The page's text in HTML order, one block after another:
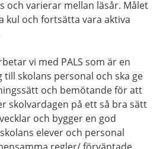
och varierar mellan läsår. Målet
kul och fortsätta vara aktiva
vi med PALS som är en
skolans personal och ska ge
och bemötande för att
skolvardagen på ett så bra sätt
och bygger en god
elever och personal